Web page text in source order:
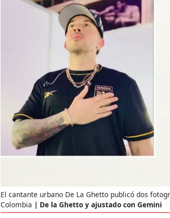
El cantante urbano De La Ghetto publicó dos
Colombia
De la Ghetto y ajustado con Gemini